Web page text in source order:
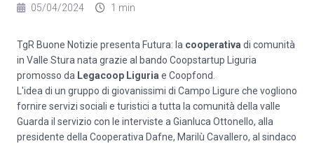
05/04/2024 1 min
TgR Buone Notizie presenta Futura: la cooperativa di comunità
in Valle Stura nata grazie al bando Coopstartup Liguria
promosso da Legacoop Liguria e Coopfond
L'idea di un gruppo di giovanissimi di Campo Ligure che vogliono
fornire servizi sociali e turistici a tutta la comunità della valle
Guarda il servizio con le interviste a Gianluca Ottonello, alla
presidente della Cooperativa Dafne, Marilù Cavallero, al sindaco